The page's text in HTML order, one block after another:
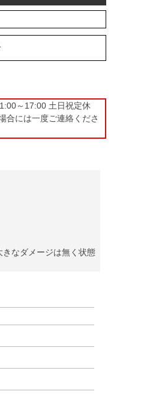
～17:00 土日祝定休
合には一度ご連絡くださ
きなダメージは無く状態